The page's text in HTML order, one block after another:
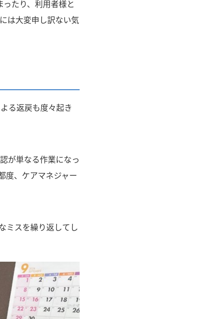
たり、利用者様と
は大変申し訳ない気
る返戻も度々起き
が単なる作業になっ
度、ケアマネジャー
ミスを繰り返してし